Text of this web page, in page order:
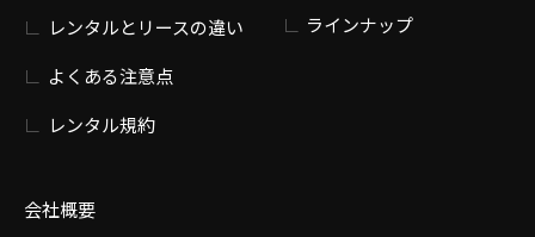
レンタルとリースの違い
よくある注意点
レンタル規約
会社概要
ラインナップ